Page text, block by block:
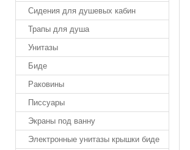
Сидения для душевых кабин
Трапы для душа
Унитазы
Биде
Раковины
Писсуары
Экраны под ванну
Электронные унитазы крышки биде